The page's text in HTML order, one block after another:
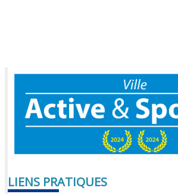
LIENS PRATIQUES